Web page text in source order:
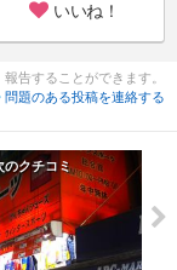
いいね！
告することができます。
問題のある投稿を連絡する
のクチコミ